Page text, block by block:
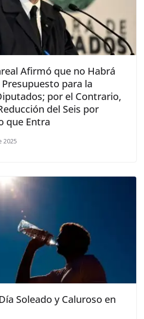
Afirmó que no Habrá
para la
por el Contrario,
del Seis por
que Entra
2025
Soleado y Caluroso en